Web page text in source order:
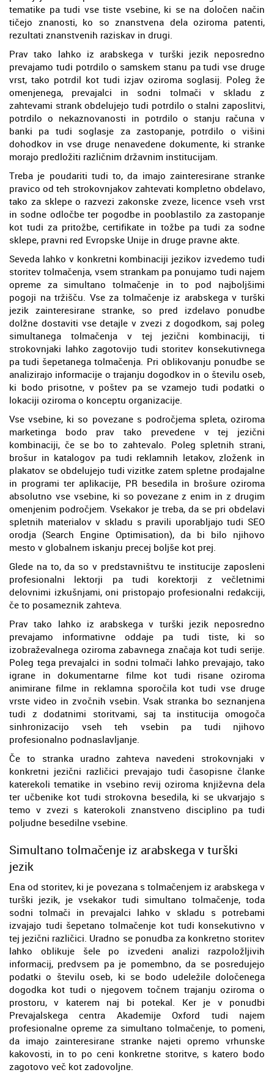
tematike pa tudi vse tiste vsebine, ki se na določen način
tičejo znanosti, ko so znanstvena dela oziroma patenti,
rezultati znanstvenih raziskav in drugi.
Prav tako lahko iz arabskega v turški jezik neposredno
prevajamo tudi potrdilo o samskem stanu pa tudi vse druge
vrst, tako potrdil kot tudi izjav oziroma soglasij. Poleg že
omenjenega, prevajalci in sodni tolmači v skladu z
zahtevami strank obdelujejo tudi potrdilo o stalni zaposlitvi,
potrdilo o nekaznovanosti in potrdilo o stanju računa v
banki pa tudi soglasje za zastopanje, potrdilo o višini
dohodkov in vse druge nenavedene dokumente, ki stranke
morajo predložiti različnim državnim institucijam.
Treba je poudariti tudi to, da imajo zainteresirane stranke
pravico od teh strokovnjakov zahtevati kompletno obdelavo,
tako za sklepe o razvezi zakonske zveze, licence vseh vrst
in sodne odločbe ter pogodbe in pooblastilo za zastopanje
kot tudi za pritožbe, certifikate in tožbe pa tudi za sodne
sklepe, pravni red Evropske Unije in druge pravne akte.
Seveda lahko v konkretni kombinaciji jezikov izvedemo tudi
storitev tolmačenja, vsem strankam pa ponujamo tudi najem
opreme za simultano tolmačenje in to pod najboljšimi
pogoji na tržišču. Vse za tolmačenje iz arabskega v turški
jezik zainteresirane stranke, so pred izdelavo ponudbe
dolžne dostaviti vse detajle v zvezi z dogodkom, saj poleg
simultanega tolmačenja v tej jezični kombinaciji, ti
strokovnjaki lahko zagotovijo tudi storitev konsekutivnega
pa tudi šepetanega tolmačenja. Pri oblikovanju ponudbe se
analizirajo informacije o trajanju dogodkov in o številu oseb,
ki bodo prisotne, v poštev pa se vzamejo tudi podatki o
lokaciji oziroma o konceptu organizacije.
Vse vsebine, ki so povezane s področjema spleta, oziroma
marketinga bodo prav tako prevedene v tej jezični
kombinaciji, če se bo to zahtevalo. Poleg spletnih strani,
brošur in katalogov pa tudi reklamnih letakov, zloženk in
plakatov se obdelujejo tudi vizitke zatem spletne prodajalne
in programi ter aplikacije, PR besedila in brošure oziroma
absolutno vse vsebine, ki so povezane z enim in z drugim
omenjenim področjem. Vsekakor je treba, da se pri obdelavi
spletnih materialov v skladu s pravili uporabljajo tudi SEO
orodja (Search Engine Optimisation), da bi bilo njihovo
mesto v globalnem iskanju precej boljše kot prej.
Glede na to, da so v predstavništvu te institucije zaposleni
profesionalni lektorji pa tudi korektorji z večletnimi
delovnimi izkušnjami, oni pristopajo profesionalni redakciji,
če to posameznik zahteva.
Prav tako lahko iz arabskega v turški jezik neposredno
prevajamo informativne oddaje pa tudi tiste, ki so
izobraževalnega oziroma zabavnega značaja kot tudi serije.
Poleg tega prevajalci in sodni tolmači lahko prevajajo, tako
igrane in dokumentarne filme kot tudi risane oziroma
animirane filme in reklamna sporočila kot tudi vse druge
vrste video in zvočnih vsebin. Vsak stranka bo seznanjena
tudi z dodatnimi storitvami, saj ta institucija omogoča
sinhronizacijo vseh teh vsebin pa tudi njihovo
profesionalno podnaslavljanje.
Če to stranka uradno zahteva navedeni strokovnjaki v
konkretni jezični različici prevajajo tudi časopisne članke
katerekoli tematike in vsebino revij oziroma književna dela
ter učbenike kot tudi strokovna besedila, ki se ukvarjajo s
temo v zvezi s katerokoli znanstveno disciplino pa tudi
poljudne besedilne vsebine.
Simultano tolmačenje iz arabskega v turški
jezik
Ena od storitev, ki je povezana s tolmačenjem iz arabskega v
turški jezik, je vsekakor tudi simultano tolmačenje, toda
sodni tolmači in prevajalci lahko v skladu s potrebami
izvajajo tudi šepetano tolmačenje kot tudi konsekutivno v
tej jezični različici. Uradno se ponudba za konkretno storitev
lahko oblikuje šele po izvedeni analizi razpoložljivih
informacij, predvsem pa je pomembno, da se posredujejo
podatki o številu oseb, ki se bodo udeležile določenega
dogodka kot tudi o njegovem točnem trajanju oziroma o
prostoru, v katerem naj bi potekal. Ker je v ponudbi
Prevajalskega centra Akademije Oxford tudi najem
profesionalne opreme za simultano tolmačenje, to pomeni,
da imajo zainteresirane stranke najeti opremo vrhunske
kakovosti, in to po ceni konkretne storitve, s katero bodo
zagotovo več kot zadovoljne.